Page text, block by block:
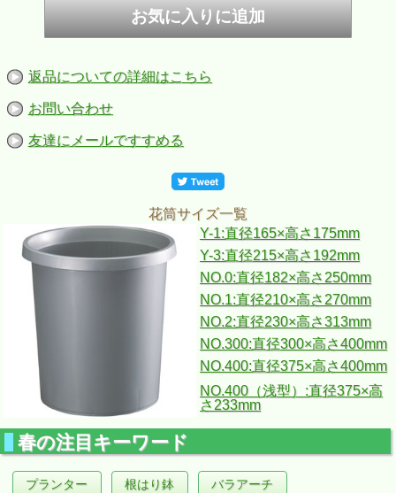
返品についての詳細はこちら
お問い合わせ
友達にメールですすめる
花筒サイズ一覧
Y-1:直径165×高さ175mm
Y-3:直径215×高さ192mm
NO.0:直径182×高さ250mm
NO.1:直径210×高さ270mm
NO.2:直径230×高さ313mm
NO.300:直径300×高さ400mm
NO.400:直径375×高さ400mm
NO.400（浅型）:直径375×高
さ233mm
春の注目キーワード
プランター 根はり鉢 バラアーチ